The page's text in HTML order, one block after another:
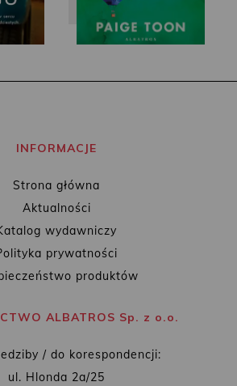
INFORMACJE
Strona główna
Aktualności
wydawniczy
prywatności
produktów
ALBATROS Sp. z o.o.
/ do korespondencji:
ul. Hlonda 2a/25